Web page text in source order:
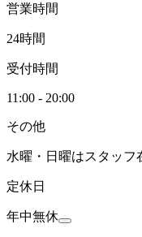
営業時間
24時間
受付時間
11:00 - 20:00
その他
水曜・日曜はスタッフ
定休日
年中無休